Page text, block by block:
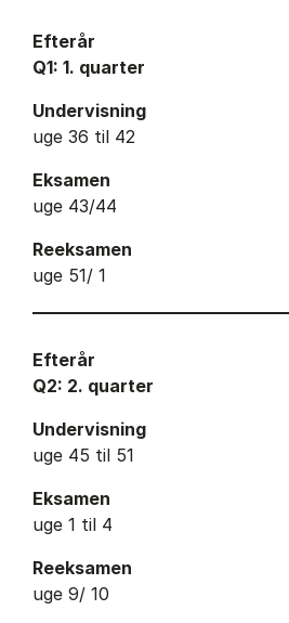
Efterår
Q1: 1. quarter
Undervisning
uge 36 til 42
Eksamen
uge 43/44
Reeksamen
uge 51/ 1
Efterår
Q2: 2. quarter
Undervisning
uge 45 til 51
Eksamen
uge 1 til 4
Reeksamen
uge 9/ 10